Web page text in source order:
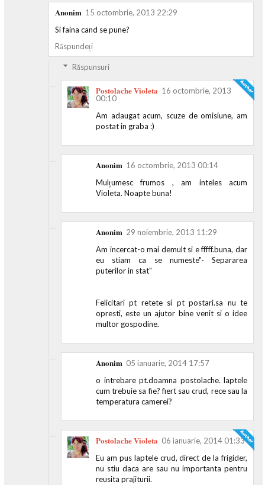
Anonim 15 octombrie, 2013 22:29
Si faina cand se pune?
Răspundeți
Răspunsuri
Postolache Violeta 16 octombrie, 2013
00:10
Am adaugat acum, scuze de omisiune, am
postat in graba :)
Anonim 16 octombrie, 2013 00:14
Mulțumesc frumos , am inteles acum
Violeta. Noapte buna!
Anonim 29 noiembrie, 2013 11:29
Am incercat-o mai demult si e fffff.buna, dar
eu stiam ca se numeste"- Separarea
puterilor in stat"
Felicitari pt retete si pt postari.sa nu te
opresti, este un ajutor bine venit si o idee
multor gospodine.
Anonim 05 ianuarie, 2014 17:57
o intrebare pt.doamna postolache. laptele
cum trebuie sa fie? fiert sau crud, rece sau la
temperatura camerei?
Postolache Violeta 06 ianuarie, 2014 01:33
Eu am pus laptele crud, direct de la frigider,
nu stiu daca are sau nu importanta pentru
reusita prajiturii.